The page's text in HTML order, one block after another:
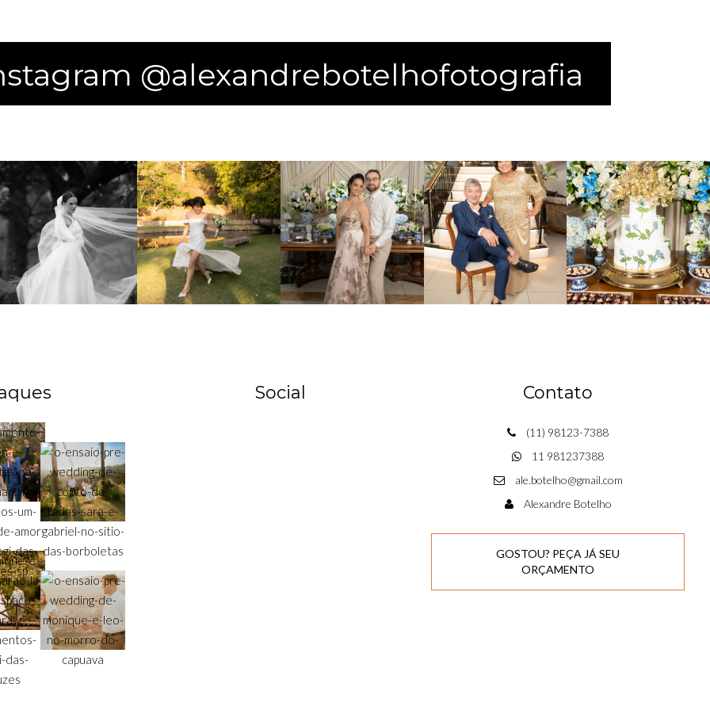
@alexandrebotelhofotografia
Social Contato
(11) 98123-7388
11 981237388
ale.botelho@gmail.com
Alexandre Botelho
GOSTOU? PEÇA JÁ SEU
ORÇAMENTO